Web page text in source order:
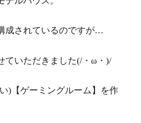
成されているのですが…
ていただきました(/・ω・)/
)【ゲーミングルーム】を作